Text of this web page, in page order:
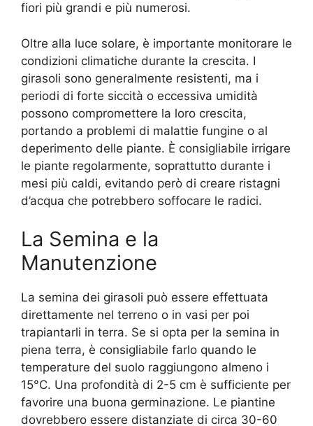
fiori più grandi e più numerosi.
Oltre alla luce solare, è importante monitorare le
condizioni climatiche durante la crescita. I
girasoli sono generalmente resistenti, ma i
periodi di forte siccità o eccessiva umidità
possono compromettere la loro crescita,
portando a problemi di malattie fungine o al
deperimento delle piante. È consigliabile irrigare
le piante regolarmente, soprattutto durante i
mesi più caldi, evitando però di creare ristagni
d’acqua che potrebbero soffocare le radici.
La Semina e la
Manutenzione
La semina dei girasoli può essere effettuata
direttamente nel terreno o in vasi per poi
trapiantarli in terra. Se si opta per la semina in
piena terra, è consigliabile farlo quando le
temperature del suolo raggiungono almeno i
15°C. Una profondità di 2-5 cm è sufficiente per
favorire una buona germinazione. Le piantine
dovrebbero essere distanziate di circa 30-60